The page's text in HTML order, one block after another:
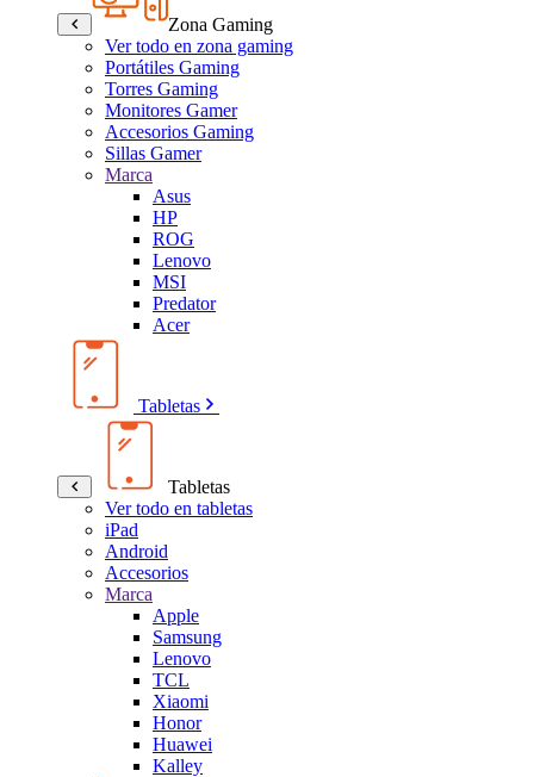
Zona Gaming
Ver todo en zona gaming
Portátiles Gaming
Torres Gaming
Monitores Gamer
Accesorios Gaming
Sillas Gamer
Marca
Asus
HP
ROG
Lenovo
MSI
Predator
Acer
Tabletas
Tabletas
Ver todo en tabletas
iPad
Android
Accesorios
Marca
Apple
Samsung
Lenovo
TCL
Xiaomi
Honor
Huawei
Kalley